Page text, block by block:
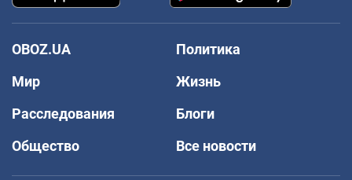
OBOZ.UA
Политика
Мир
Жизнь
Расследования
Блоги
Общество
Все новости